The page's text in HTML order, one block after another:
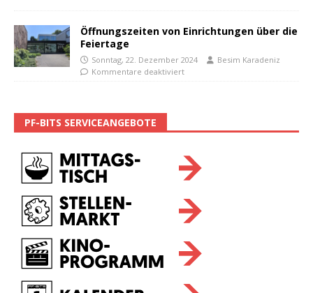
Öffnungszeiten von Einrichtungen über die
Feiertage
Sonntag, 22. Dezember 2024
Besim Karadeniz
Kommentare deaktiviert
PF-BITS SERVICEANGEBOTE